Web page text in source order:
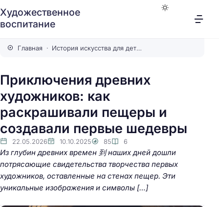
Художественное
воспитание
Главная История искусства для детей
Приключения древних
художников: как
раскрашивали пещеры и
создавали первые шедевры
22.05.2026 10.10.2025 85 6
Из глубин древних времен 到 наших дней дошли
потрясающие свидетельства творчества первых
художников, оставленные на стенах пещер. Эти
уникальные изображения и символы […]